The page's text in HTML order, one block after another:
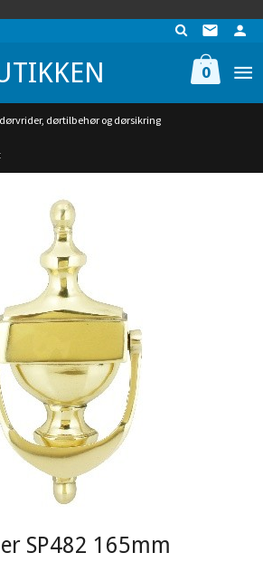
0
dørtilbehør og dørsikring
SP482 165mm